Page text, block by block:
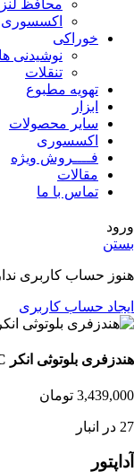
محافظ لنز
اکسسوری
خوراکی
نوشیدنی
تنقلات
تهویه مطبوع
ابزار
سایر محصولات
اکسسوری
فــــروش ویژه
مقالات
تماس با ما
ورود
بستن
هنوز حساب کاربری
ایجاد حساب کاربری
هندزفری بلوتوثی انکر R50i NC مشکی
3,439,000 تومان
27 در انبار
آداپتور